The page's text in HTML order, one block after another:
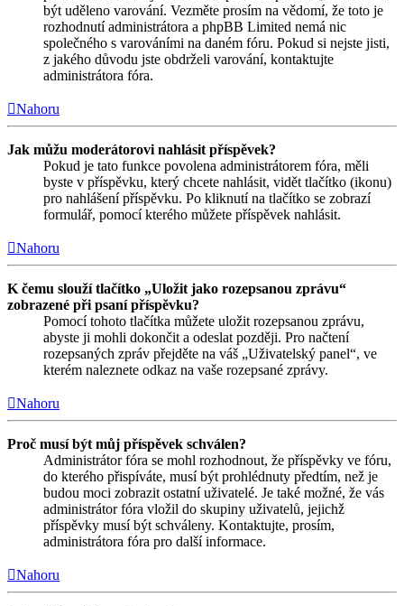
být uděleno varování. Vezměte prosím na vědomí, že toto je
rozhodnutí administrátora a phpBB Limited nemá nic
společného s varováními na daném fóru. Pokud si nejste jisti,
z jakého důvodu jste obdrželi varování, kontaktujte
administrátora fóra.
Nahoru
Jak můžu moderátorovi nahlásit příspěvek?
Pokud je tato funkce povolena administrátorem fóra, měli
byste v příspěvku, který chcete nahlásit, vidět tlačítko (ikonu)
pro nahlášení příspěvku. Po kliknutí na tlačítko se zobrazí
formulář, pomocí kterého můžete příspěvek nahlásit.
Nahoru
K čemu slouží tlačítko „Uložit jako rozepsanou zprávu“
zobrazené při psaní příspěvku?
Pomocí tohoto tlačítka můžete uložit rozepsanou zprávu,
abyste ji mohli dokončit a odeslat později. Pro načtení
rozepsaných zpráv přejděte na váš „Uživatelský panel“, ve
kterém naleznete odkaz na vaše rozepsané zprávy.
Nahoru
Proč musí být můj příspěvek schválen?
Administrátor fóra se mohl rozhodnout, že příspěvky ve fóru,
do kterého přispíváte, musí být prohlédnuty předtím, než je
budou moci zobrazit ostatní uživatelé. Je také možné, že vás
administrátor fóra vložil do skupiny uživatelů, jejichž
příspěvky musí být schváleny. Kontaktujte, prosím,
administrátora fóra pro další informace.
Nahoru